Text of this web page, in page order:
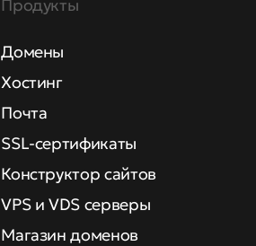
Продукты
Домены
Хостинг
Почта
SSL-сертификаты
Конструктор сайтов
VPS и VDS серверы
Магазин доменов